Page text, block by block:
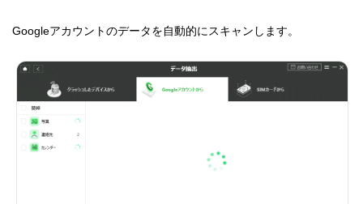
Googleアカウントのデータを自動的にスキャンします。